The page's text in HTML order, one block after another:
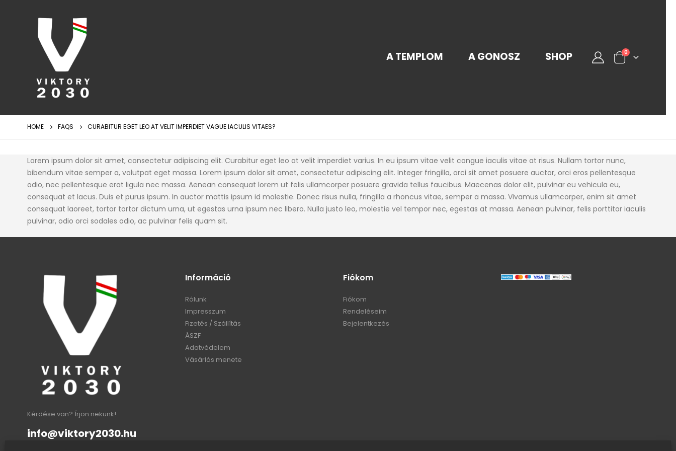
A TEMPLOM A GONOSZ SHOP 0
HOME FAQS CURABITUR EGET LEO AT VELIT IMPERDIET VAGUE IACULIS VITAES?
Lorem ipsum dolor sit amet, consectetur adipiscing elit. Curabitur eget leo at velit imperdiet varius. In eu ipsum vitae velit congue iaculis vitae at risus. Nullam tortor nunc,
bibendum vitae semper a, volutpat eget massa. Lorem ipsum dolor sit amet, consectetur adipiscing elit. Integer fringilla, orci sit amet posuere auctor, orci eros pellentesque
odio, nec pellentesque erat ligula nec massa. Aenean consequat lorem ut felis ullamcorper posuere gravida tellus faucibus. Maecenas dolor elit, pulvinar eu vehicula eu,
consequat et lacus. Duis et purus ipsum. In auctor mattis ipsum id molestie. Donec risus nulla, fringilla a rhoncus vitae, semper a massa. Vivamus ullamcorper, enim sit amet
consequat laoreet, tortor tortor dictum urna, ut egestas urna ipsum nec libero. Nulla justo leo, molestie vel tempor nec, egestas at massa. Aenean pulvinar, felis porttitor iaculis
pulvinar, odio orci sodales odio, ac pulvinar felis quam sit.
Kérdése van? Írjon nekünk!
info@viktory2030.hu
Információ
Rólunk
Impresszum
Fizetés / Szállítás
ÁSZF
Adatvédelem
Vásárlás menete
Fiókom
Fiókom
Rendeléseim
Bejelentkezés